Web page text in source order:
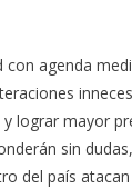
con agenda
lograr mayor
sin
del país